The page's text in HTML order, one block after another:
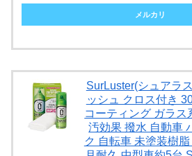
メルカリ
SurLuster(シュアラ
ッシュ クロス付き
コーティング ガラス
汚効果 撥水 自動車
ク 自転車 未塗装樹